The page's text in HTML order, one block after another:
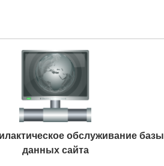
обслуживание базы
данных сайта